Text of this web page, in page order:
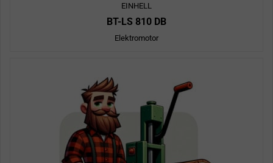
EINHELL
BT-LS 810 DB
Elektromotor